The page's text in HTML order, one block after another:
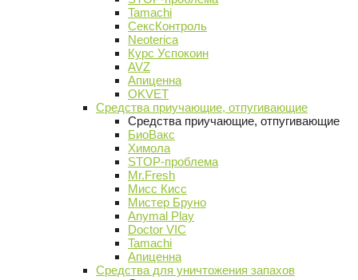
Tamachi
СексКонтроль
Neoterica
Курс Успокоин
AVZ
Апиценна
OKVET
Средства приучающие, отпугивающие
Средства приучающие, отпугивающие
БиоВакс
Химола
STOP-проблема
Mr.Fresh
Мисс Кисс
Мистер Бруно
Anymal Play
Doctor VIC
Tamachi
Апиценна
Средства для уничтожения запахов